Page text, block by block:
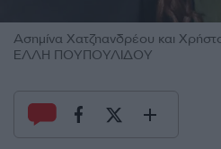
Ασημίνα Χατζηανδρέου και
ΕΛΛΗ ΠΟΥΠΟΥΛΙΔΟΥ